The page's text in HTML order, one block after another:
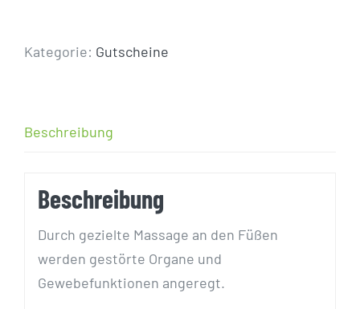
Menge
Kategorie: Gutscheine
Beschreibung
Beschreibung
Durch gezielte Massage an den Füßen
werden gestörte Organe und
Gewebefunktionen angeregt.